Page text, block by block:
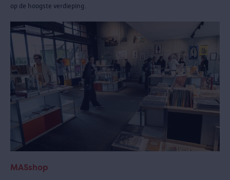
op de hoogste verdieping.
MASshop